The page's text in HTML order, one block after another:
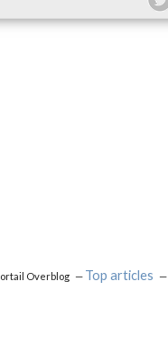
Overblog Top articles